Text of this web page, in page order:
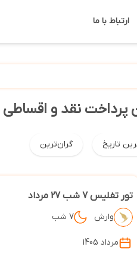
ارتباط با ما
پرداخت نقد و اقساطی
تاریخ گران‌ترین
تور تفلیس 7 شب 27 مرداد
وارش 7 شب
مرداد 1405